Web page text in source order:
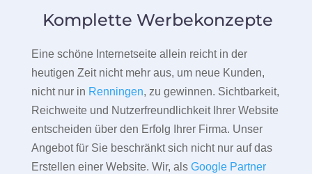
Komplette Werbekonzepte
Eine schöne Internetseite allein reicht in der
heutigen Zeit nicht mehr aus, um neue Kunden,
nicht nur in Renningen, zu gewinnen. Sichtbarkeit,
Reichweite und Nutzerfreundlichkeit Ihrer Website
entscheiden über den Erfolg Ihrer Firma. Unser
Angebot für Sie beschränkt sich nicht nur auf das
Erstellen einer Website. Wir, als Google Partner